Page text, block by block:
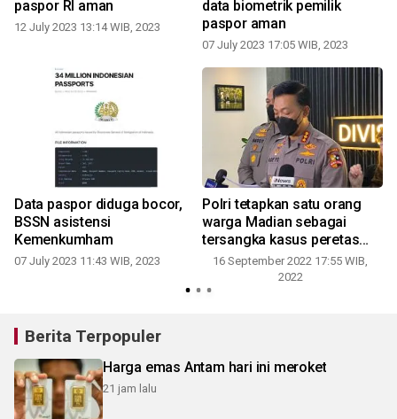
paspor RI aman
12 July 2023 13:14 WIB, 2023
data biometrik pemilik
paspor aman
07 July 2023 17:05 WIB, 2023
Data paspor diduga bocor,
BSSN asistensi
Kemenkumham
07 July 2023 11:43 WIB, 2023
Polri tetapkan satu orang
warga Madian sebagai
tersangka kasus peretas
"Bjorka"
16 September 2022 17:55 WIB,
2022
Berita Terpopuler
Harga emas Antam hari ini meroket
21 jam lalu